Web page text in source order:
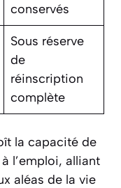
conservés
Sous réserve
de
réinscription
complète
la capacité de
l’emploi, alliant
aléas de la vie